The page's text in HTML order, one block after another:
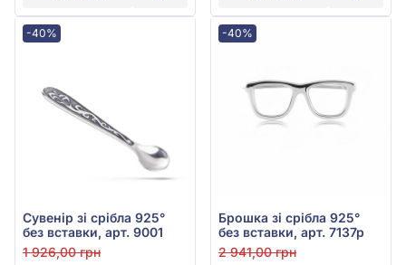
-40%
Сувенір зі срібла 925°
без вставки, арт. 9001
1 926,00 грн
-40%
Брошка зі срібла 925°
без вставки, арт. 7137р
2 941,00 грн